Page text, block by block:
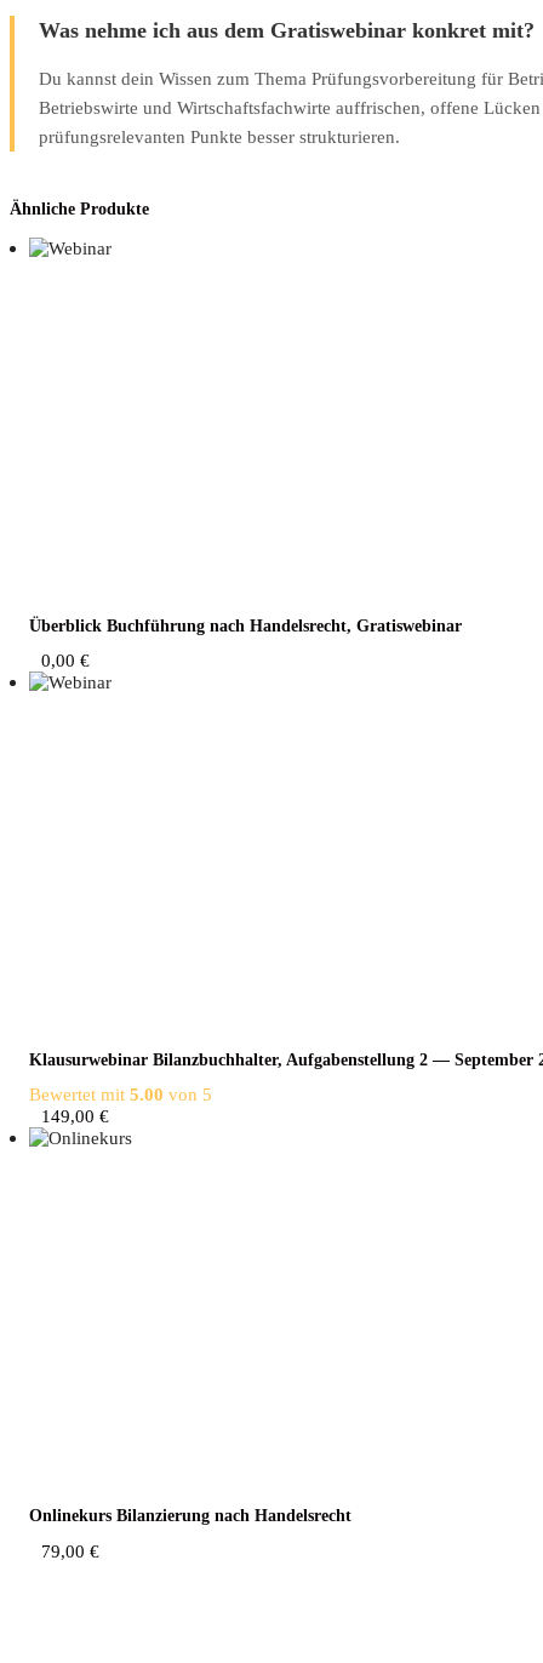
Was nehme ich aus dem Gratiswebinar konkret mit?
Du kannst dein Wissen zum Thema Prüfungsvorbereitung für
Betriebswirte und Wirtschaftsfachwirte auffrischen, offene
prüfungsrelevanten Punkte besser strukturieren.
Ähnliche Produkte
Über­blick Buch­füh­rung nach Han­dels­recht, Gratiswebinar
0,00 €
Klau­sur­web­i­nar Bilanz­buch­hal­ter, Auf­ga­ben­stel­lung 2 — Sep­tem­ber
Bewertet mit 5.00 von 5
149,00 €
Online­kurs Bilan­zie­rung nach Handelsrecht
79,00 €